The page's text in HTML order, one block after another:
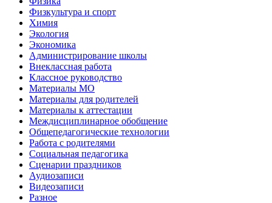
Физкультура и спорт
Химия
Экология
Экономика
Администрирование школы
Внеклассная работа
Классное руководство
Материалы МО
Материалы для родителей
Материалы к аттестации
Междисциплинарное обобщение
Общепедагогические технологии
Работа с родителями
Социальная педагогика
Сценарии праздников
Аудиозаписи
Видеозаписи
Разное